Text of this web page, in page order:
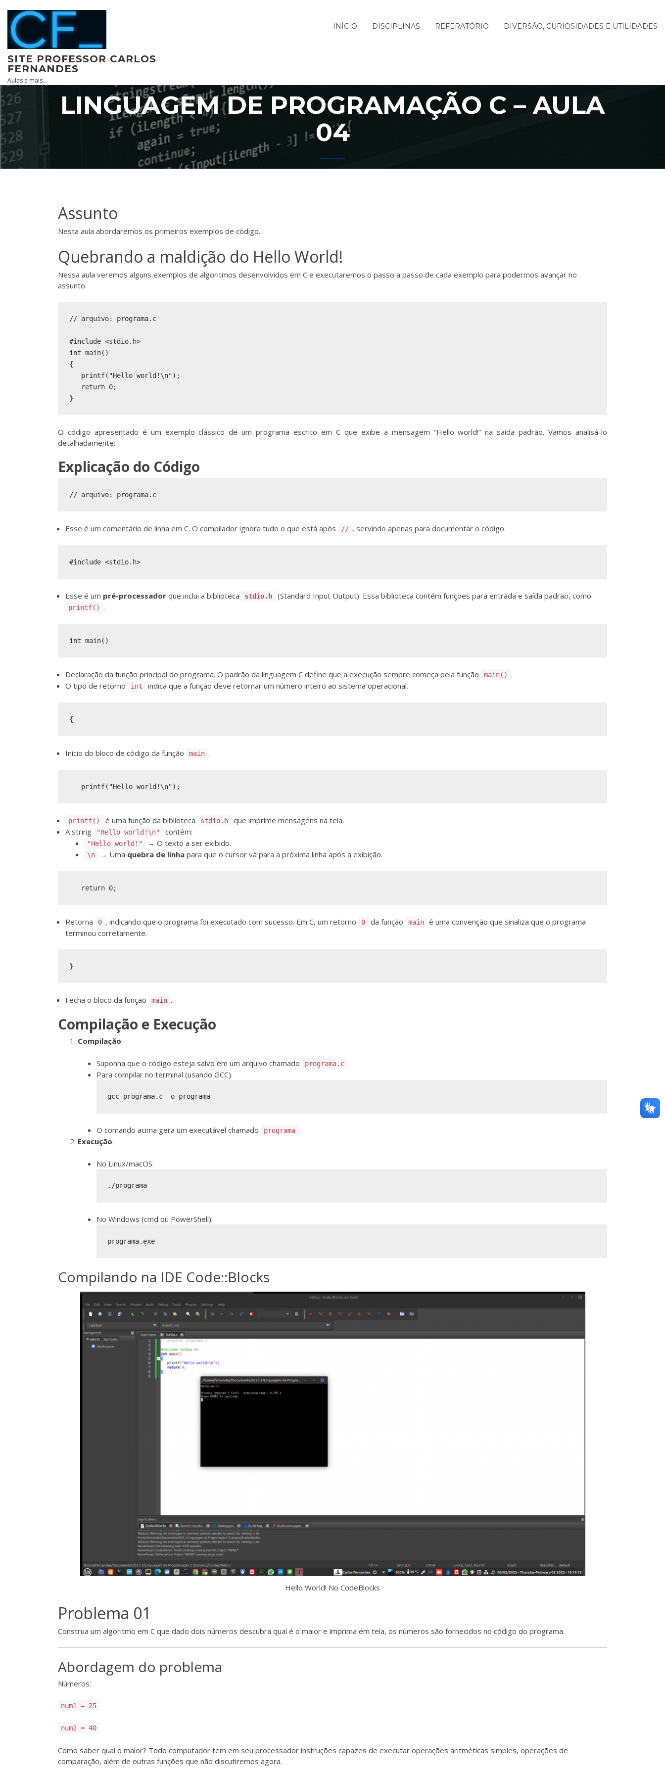
content
SITE PROFESSOR CARLOS
FERNANDES
Aulas e mais…
INÍCIO DISCIPLINAS REFERATÓRIO DIVERSÃO, CURIOSIDADES E UTILIDADES
LINGUAGEM DE PROGRAMAÇÃO C – AULA
04
Assunto
Nesta aula abordaremos os primeiros exemplos de código.
Quebrando a maldição do Hello World!
Nessa aula veremos alguns exemplos de algoritmos desenvolvidos em C e executaremos o passo a passo de cada exemplo para podermos avançar no
assunto.
// arquivo: programa.c
#include <stdio.h>
int main()
{
   printf("Hello world!\n");
   return 0;
}
O código apresentado é um exemplo clássico de um programa escrito em C que exibe a mensagem “Hello world!” na saída padrão. Vamos analisá-lo
detalhadamente:
Explicação do Código
// arquivo: programa.c
Esse é um comentário de linha em C. O compilador ignora tudo o que está após // , servindo apenas para documentar o código.
#include <stdio.h>
Esse é um pré-processador que inclui a biblioteca stdio.h (Standard Input Output). Essa biblioteca contém funções para entrada e saída padrão, como
printf() .
Declaração da função principal do programa. O padrão da linguagem C define que a execução sempre começa pela função main()
.
O tipo de retorno
int indica que a função deve retornar um número inteiro ao sistema operacional.
Início do bloco de código da função main .
printf() é uma função da biblioteca stdio.h
que imprime mensagens na tela.
A string
"Hello world!\n" contém:
"Hello world!" → O texto a ser exibido.
\n → Uma quebra de linha para que o cursor vá para a próxima linha após a exibição.
Retorna 0 , indicando que o programa foi executado com sucesso. Em C, um retorno 0 da função main
é uma convenção que sinaliza que o programa
terminou corretamente.
Fecha o bloco da função main .
Compilação e Execução
Compilação:
Suponha que o código esteja salvo em um arquivo chamado programa.c .
Para compilar no terminal (usando GCC):
O comando acima gera um executável chamado programa .
Execução:
No Linux/macOS:
No Windows (cmd ou PowerShell):
Compilando na IDE Code::Blocks
Hello World! No CodeBlocks
Problema 01
Construa um algoritmo em C que dado dois números descubra qual é o maior e imprima em tela, os números são fornecidos no código do programa.
Abordagem do problema
Números:
num1 = 25
num2 = 40
Como saber qual o maior? Todo computador tem em seu processador instruções capazes de executar operações aritméticas simples, operações de
comparação, além de outras funções que não discutiremos agora.